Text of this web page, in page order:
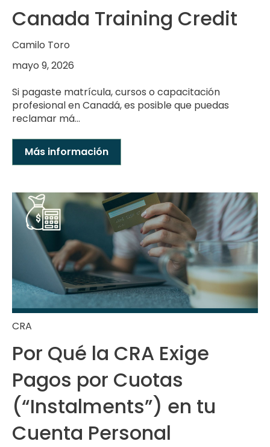
Canada Training Credit
Camilo Toro
mayo 9, 2026
Si pagaste matrícula, cursos o capacitación
profesional en Canadá, es posible que puedas
reclamar má...
Más información
CRA
Por Qué la CRA Exige
Pagos por Cuotas
(“Instalments”) en tu
Cuenta Personal